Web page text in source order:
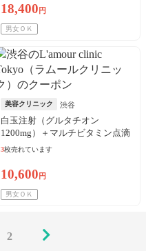
18,400 円
男女ＯＫ
美容クリニック 渋谷
白玉注射（グルタチオン
1200mg）＋マルチビタミン点滴
※初診料込
3枚売れています
10,600 円
男女ＯＫ
2